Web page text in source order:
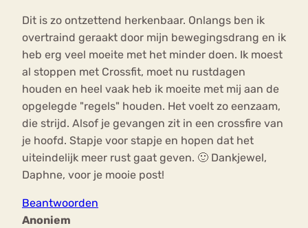
Dit is zo ontzettend herkenbaar. Onlangs ben ik
overtraind geraakt door mijn bewegingsdrang en ik
heb erg veel moeite met het minder doen. Ik moest
al stoppen met Crossfit, moet nu rustdagen
houden en heel vaak heb ik moeite met mij aan de
opgelegde "regels" houden. Het voelt zo eenzaam,
die strijd. Alsof je gevangen zit in een crossfire van
je hoofd. Stapje voor stapje en hopen dat het
uiteindelijk meer rust gaat geven. 🙂 Dankjewel,
Daphne, voor je mooie post!
Beantwoorden
Anoniem